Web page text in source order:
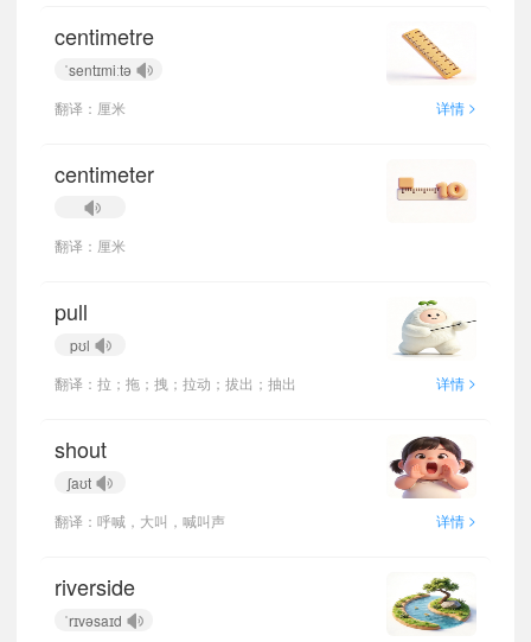
centimetre
ˈsentɪmiːtə
翻译：厘米
详情 >
centimeter
翻译：厘米
pull
pʊl
翻译：拉；拖；拽；拉动；拔出；抽出
详情 >
shout
ʃaʊt
翻译：呼喊，大叫，喊叫声
详情 >
riverside
ˈrɪvəsaɪd